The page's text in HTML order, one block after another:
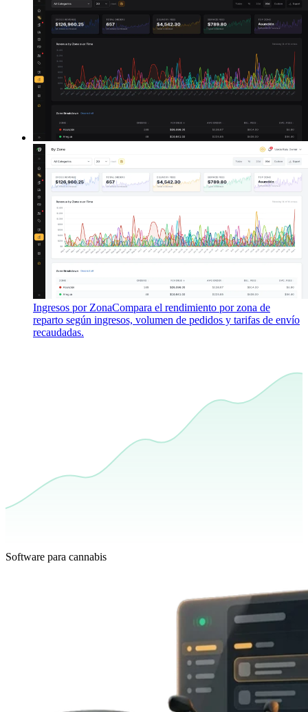
Ingresos por ZonaCompara el rendimiento por zona de
reparto según ingresos, volumen de pedidos y tarifas de envío
recaudadas.
Software para cannabis